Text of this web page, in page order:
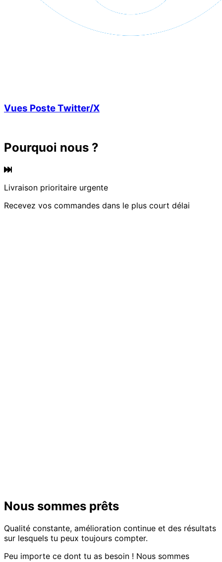
Vues Poste Twitter/X
Pourquoi nous ?
Livraison prioritaire urgente
Recevez vos commandes dans le plus court délai
Nous sommes prêts
Qualité constante, amélioration continue et des résultats
sur lesquels tu peux toujours compter.
Peu importe ce dont tu as besoin ! Nous sommes